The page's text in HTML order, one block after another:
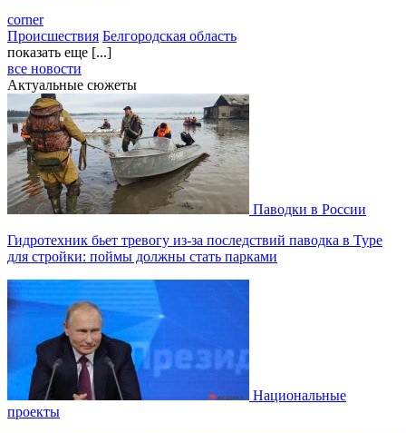
corner
Происшествия Белгородская область
показать еще [...]
все новости
Актуальные сюжеты
Паводки в России
Гидротехник бьет тревогу из-за последствий паводка в Туре
для стройки: поймы должны стать парками
Национальные
проекты